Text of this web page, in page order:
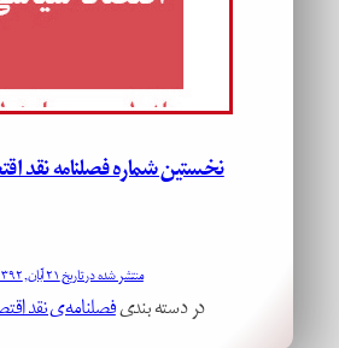
نخستین شماره فصلنامه نقد
منتشر شده در تاریخ ۲۱ آبان, ۱۳۹۲
در دسته بندیفصلنامه‌ی نقد